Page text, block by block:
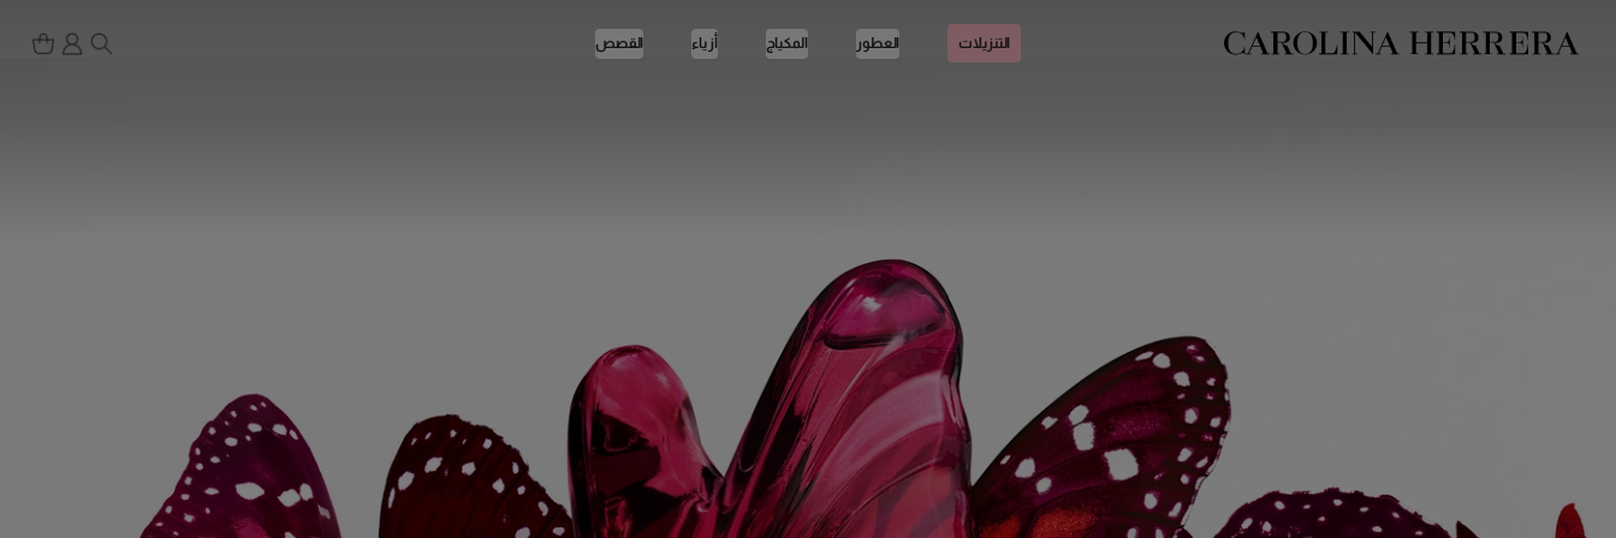
بيان إمكانية الوصول (الرابط)
التنزيلات العطور المكياج أزياء القصص